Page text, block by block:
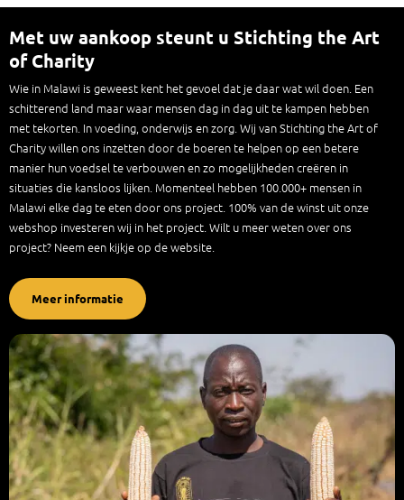
Met uw aankoop steunt u Stichting the Art
of Charity
Wie in Malawi is geweest kent het gevoel dat je daar wat wil doen. Een
schitterend land maar waar mensen dag in dag uit te kampen hebben
met tekorten. In voeding, onderwijs en zorg. Wij van Stichting the Art of
Charity willen ons inzetten door de boeren te helpen op een betere
manier hun voedsel te verbouwen en zo mogelijkheden creëren in
situaties die kansloos lijken. Momenteel hebben 100.000+ mensen in
Malawi elke dag te eten door ons project. 100% van de winst uit onze
webshop investeren wij in het project. Wilt u meer weten over ons
project? Neem een kijkje op de website.
Meer informatie